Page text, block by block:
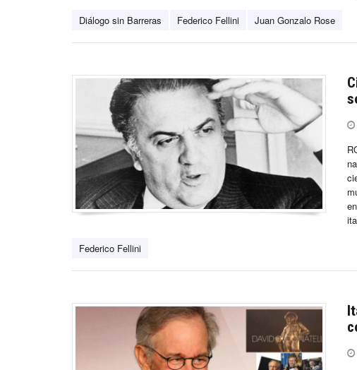
Diálogo sin Barreras Federico Fellini Juan Gonzalo Rose
Federico Fellini